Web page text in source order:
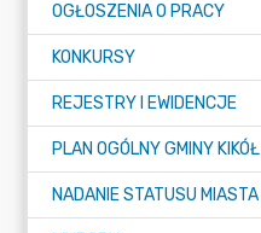
OGŁOSZENIA O PRACY
KONKURSY
REJESTRY I EWIDENCJE
PLAN OGÓLNY GMINY KIKÓŁ